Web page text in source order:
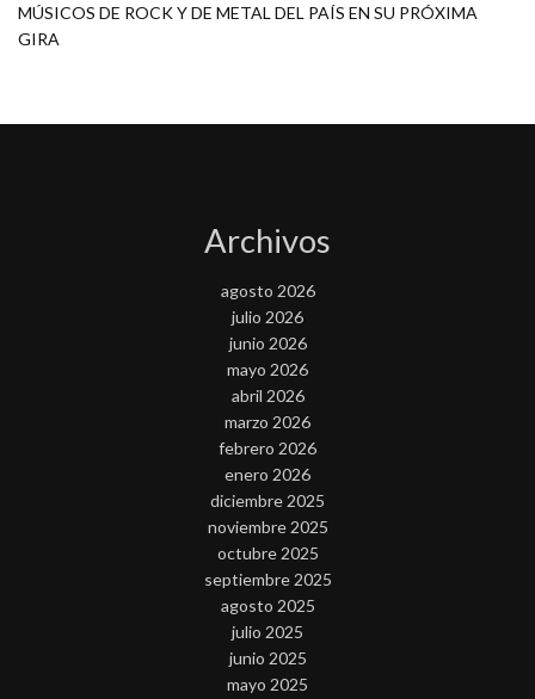
MÚSICOS DE ROCK Y DE METAL DEL PAÍS EN SU PRÓXIMA
GIRA
Archivos
agosto 2026
julio 2026
junio 2026
mayo 2026
abril 2026
marzo 2026
febrero 2026
enero 2026
diciembre 2025
noviembre 2025
octubre 2025
septiembre 2025
agosto 2025
julio 2025
junio 2025
mayo 2025